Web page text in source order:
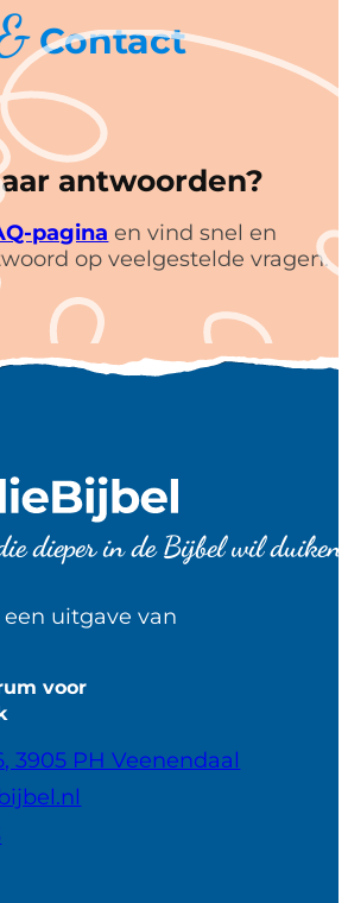
Contact
antwoorden?
pagina en vind snel en
op veelgestelde vragen.
dieper in de Bijbel wil
uitgave van
voor
3905 PH Veenendaal